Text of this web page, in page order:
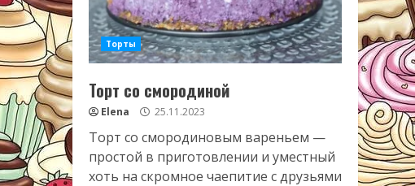
Торты
Торт со смородиной
Elena 25.11.2023
Торт со смородиновым вареньем —
простой в приготовлении и уместный
хоть на скромное чаепитие с друзьями